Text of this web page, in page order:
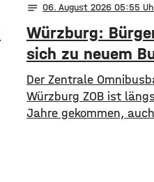
notes 06. August 2026 05:55
Würzburg:
sich zu neuem
Der Zentrale
Würzburg ZOB ist
Jahre gekommen,